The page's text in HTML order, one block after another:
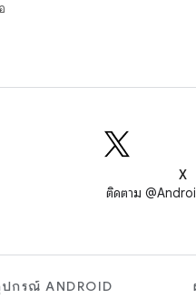
X
ติดตาม
กรณ์ ANDROID